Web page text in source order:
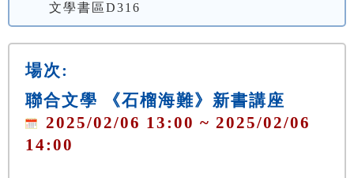
文學書區D316
場次:
聯合文學 《石榴海難》新書講座
2025/02/06 13:00 ~ 2025/02/06
14:00